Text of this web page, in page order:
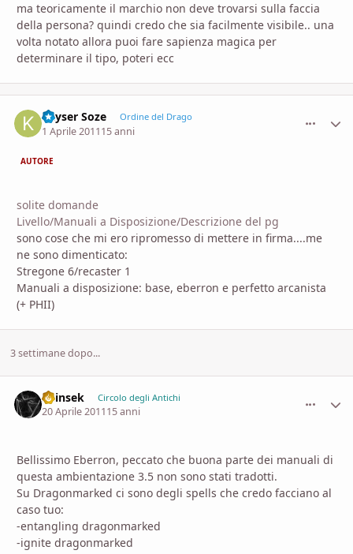
ma teoricamente il marchio non deve trovarsi sulla faccia
della persona? quindi credo che sia facilmente visibile.. una
volta notato allora puoi fare sapienza magica per
determinare il tipo, poteri ecc
Kayser Soze Ordine del Drago
1 Aprile 201115 anni
AUTORE
solite domande
Livello/Manuali a Disposizione/Descrizione del pg
sono cose che mi ero ripromesso di mettere in firma....me
ne sono dimenticato:
Stregone 6/recaster 1
Manuali a disposizione: base, eberron e perfetto arcanista
(+ PHII)
3 settimane dopo...
Shinsek Circolo degli Antichi
20 Aprile 201115 anni
Bellissimo Eberron, peccato che buona parte dei manuali di
questa ambientazione 3.5 non sono stati tradotti.
Su Dragonmarked ci sono degli spells che credo facciano al
caso tuo:
-entangling dragonmarked
-ignite dragonmarked